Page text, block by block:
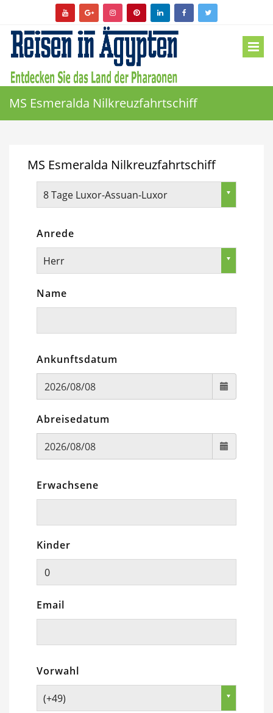
MS Esmeralda Nilkreuzfahrtschiff
MS Esmeralda Nilkreuzfahrtschiff
8 Tage Luxor-Assuan-Luxor
Anrede
Herr
Name
Ankunftsdatum
Abreisedatum
Erwachsene
Kinder
Email
Vorwahl
(+49)